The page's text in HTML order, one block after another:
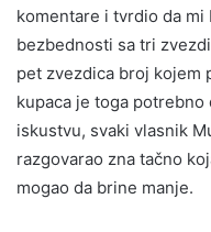
komentare i tvrdio da mi
bezbednosti sa tri
pet zvezdica broj kojem
kupaca je toga potrebno
iskustvu, svaki vlasnik
razgovarao zna tačno
mogao da brine manje.